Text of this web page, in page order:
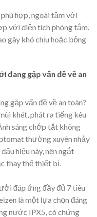
hợp, ngoài tầm với
với diện tích phòng tắm.
gây khó chịu hoặc bỏng
đang gặp vấn đề về an
gặp vấn đề về an toàn?
khét, phát ra tiếng kêu
sáng chớp tắt không
thường xuyên nhảy
hiệu này, nên ngắt
thay thế thiết bị.
đáp ứng đầy đủ 7 tiêu
là một lựa chọn đáng
nước IPX5, có chứng